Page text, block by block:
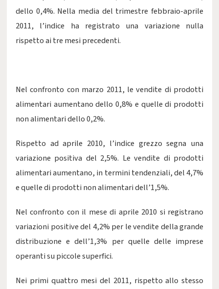
dello 0,4%. Nella media del trimestre febbraio-aprile
2011, l’indice ha registrato una variazione nulla
rispetto ai tre mesi precedenti.
Nel confronto con marzo 2011, le vendite di prodotti
alimentari aumentano dello 0,8% e quelle di prodotti
non alimentari dello 0,2%.
Rispetto ad aprile 2010, l’indice grezzo segna una
variazione positiva del 2,5%. Le vendite di prodotti
alimentari aumentano, in termini tendenziali, del 4,7%
e quelle di prodotti non alimentari dell’1,5%.
Nel confronto con il mese di aprile 2010 si registrano
variazioni positive del 4,2% per le vendite della grande
distribuzione e dell’1,3% per quelle delle imprese
operanti su piccole superfici.
Nei primi quattro mesi del 2011, rispetto allo stesso